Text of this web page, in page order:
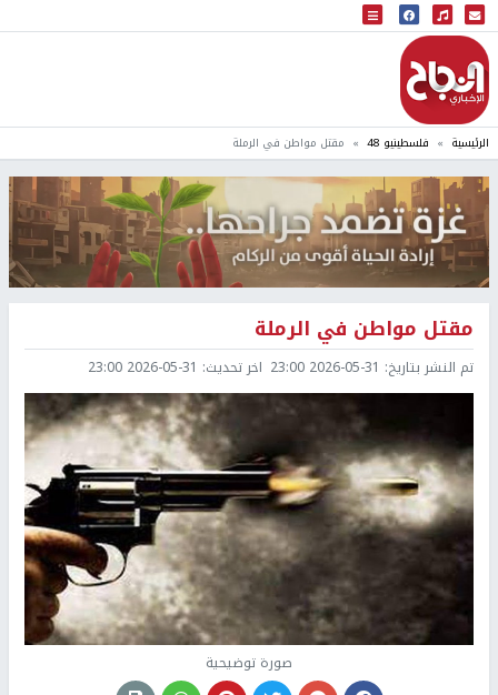
البث المباشر
إذاعة النجاح
الرئيسية فلسطينيو 48 مقتل مواطن في الرملة
مقتل مواطن في الرملة
تم النشر بتاريخ: 2026-05-31 23:00 اخر تحديث: 2026-05-31 23:00
صورة توضيحية